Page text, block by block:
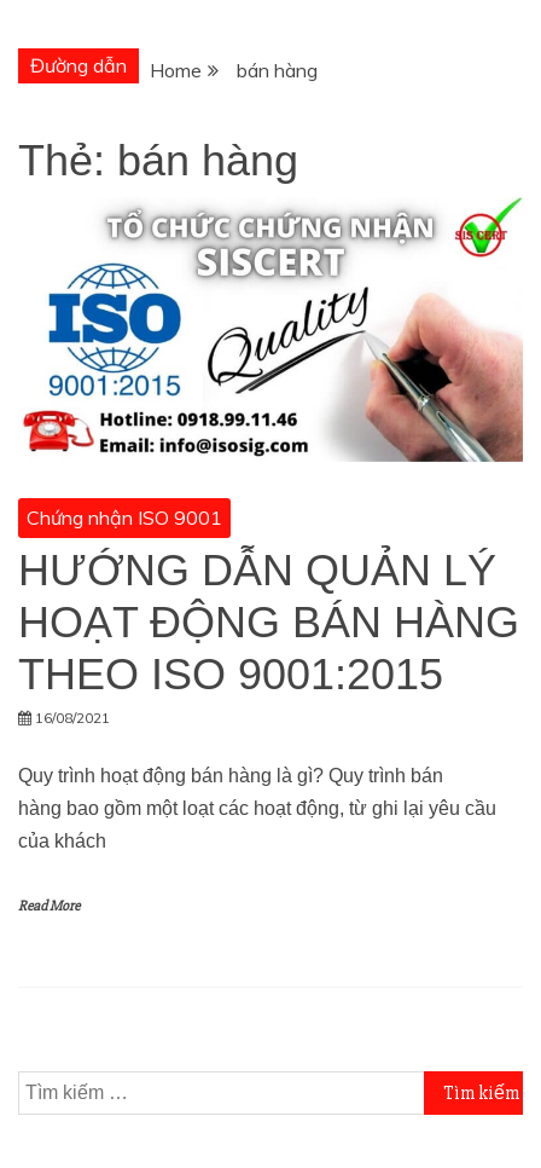
Đường dẫn Home bán hàng
Thẻ: bán hàng
Chứng nhận ISO 9001
HƯỚNG DẪN QUẢN LÝ
HOẠT ĐỘNG BÁN HÀNG
THEO ISO 9001:2015
16/08/2021
Quy trình hoạt động bán hàng là gì? Quy trình bán
hàng bao gồm một loạt các hoạt động, từ ghi lại yêu cầu
của khách
Read More
Tìm
kiếm